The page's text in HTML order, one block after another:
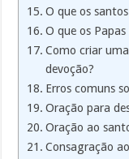
O que os
O que os
Como criar
devoção?
Erros comuns
Oração para
Oração ao
Consagração